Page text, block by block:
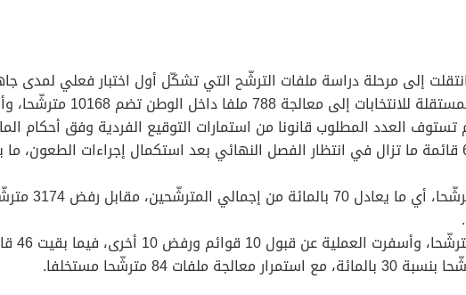
إلى مرحلة دراسة ملفات الترشّح التي تشكّل أول اختبار فعلي لمدى
بنظام الانتخابات.وأوضحت السلطة المستقلة أنّ 680 قائمة ما تزال في انتظار الفصل النهائي بعد استكمال
وفي